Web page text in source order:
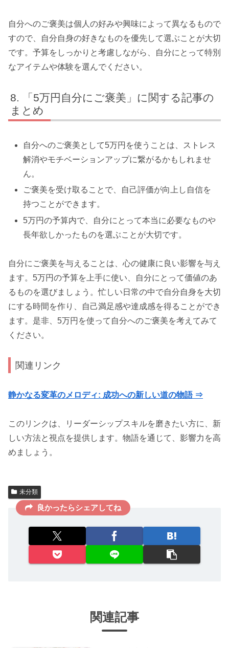
自分へのご褒美は個人の好みや興味によって異なるもので
すので、自分自身の好きなものを優先して選ぶことが大切
です。予算をしっかりと考慮しながら、自分にとって特別
なアイテムや体験を選んでください。
「5万円自分にご褒美」に関する記事の
まとめ
自分へのご褒美として5万円を使うことは、ストレス
解消やモチベーションアップに繋がるかもしれませ
ん。
ご褒美を受け取ることで、自己評価が向上し自信を
持つことができます。
5万円の予算内で、自分にとって本当に必要なものや
長年欲しかったものを選ぶことが大切です。
自分にご褒美を与えることは、心の健康に良い影響を与え
ます。5万円の予算を上手に使い、自分にとって価値のあ
るものを選びましょう。忙しい日常の中で自分自身を大切
にする時間を作り、自己満足感や達成感を得ることができ
ます。是非、5万円を使って自分へのご褒美を考えてみて
ください。
関連リンク
静かなる変革のメロディ: 成功への新しい道の物語 ⇒
このリンクは、リーダーシップスキルを磨きたい方に、新
しい方法と視点を提供します。物語を通じて、影響力を高
めましょう。
未分類
良かったらシェアしてね
関連記事